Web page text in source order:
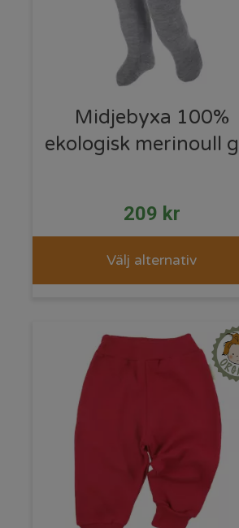
Midjebyxa 100%
ekologisk merinoull
209 kr
Välj alternativ